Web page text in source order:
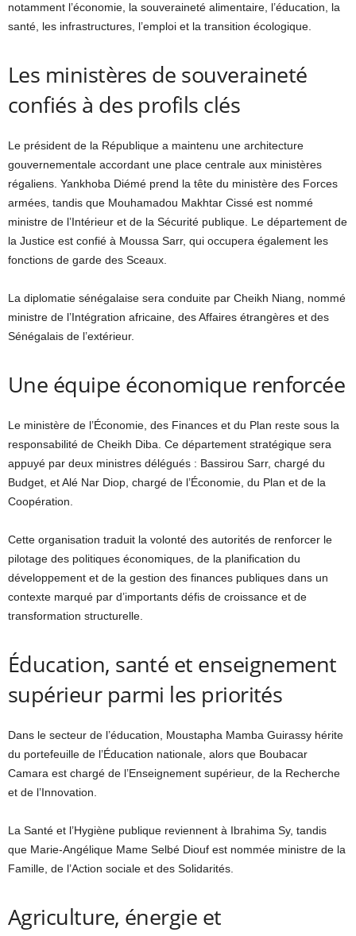
notamment l’économie, la souveraineté alimentaire, l’éducation, la
santé, les infrastructures, l’emploi et la transition écologique.
Les ministères de souveraineté
confiés à des profils clés
Le président de la République a maintenu une architecture
gouvernementale accordant une place centrale aux ministères
régaliens. Yankhoba Diémé prend la tête du ministère des Forces
armées, tandis que Mouhamadou Makhtar Cissé est nommé
ministre de l’Intérieur et de la Sécurité publique. Le département de
la Justice est confié à Moussa Sarr, qui occupera également les
fonctions de garde des Sceaux.
La diplomatie sénégalaise sera conduite par Cheikh Niang, nommé
ministre de l’Intégration africaine, des Affaires étrangères et des
Sénégalais de l’extérieur.
Une équipe économique renforcée
Le ministère de l’Économie, des Finances et du Plan reste sous la
responsabilité de Cheikh Diba. Ce département stratégique sera
appuyé par deux ministres délégués : Bassirou Sarr, chargé du
Budget, et Alé Nar Diop, chargé de l’Économie, du Plan et de la
Coopération.
Cette organisation traduit la volonté des autorités de renforcer le
pilotage des politiques économiques, de la planification du
développement et de la gestion des finances publiques dans un
contexte marqué par d’importants défis de croissance et de
transformation structurelle.
Éducation, santé et enseignement
supérieur parmi les priorités
Dans le secteur de l’éducation, Moustapha Mamba Guirassy hérite
du portefeuille de l’Éducation nationale, alors que Boubacar
Camara est chargé de l’Enseignement supérieur, de la Recherche
et de l’Innovation.
La Santé et l’Hygiène publique reviennent à Ibrahima Sy, tandis
que Marie-Angélique Mame Selbé Diouf est nommée ministre de la
Famille, de l’Action sociale et des Solidarités.
Agriculture, énergie et